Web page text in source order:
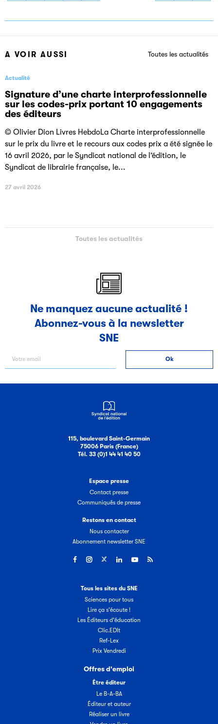
Littérature
Littérature
Littérature
A VOIR AUSSI Toutes les actualités
Actualité
Signature d’une charte interprofessionnelle
sur les codes-prix portant 10 engagements
des éditeurs
© Olivier Dion Livres HebdoLa Charte interprofessionnelle
sur le prix du livre et le recours aux codes prix a été signée le
16 avril 2026, par le Syndicat national de l’édition, le
Syndicat de librairie française, le...
27 avril 2026
Toutes les actualités
Ne manquez aucune actualité !
Abonnez-vous à la newsletter
SNE
115, boulevard Saint-Germain
75006 Paris (France)
Tél. 33 (0)1 44 41 40 50
Espace presse
Contact presse
Communiqués de presse
Restons en contact
Nous contacter
Abonnement newsletter SNE
Tous les sites du SNE
Sciences pour tous
Lire ça s'écoute !
Les Éditeurs d'éducation
Clic.EDIt
Ref-Lex
Prix Vendredi
Offres d'emploi
Être éditeur
Le B-A-BA
Éditeur et auteur
Réaliser un livre